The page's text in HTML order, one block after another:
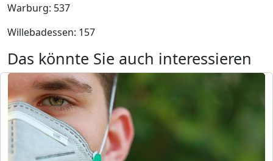
Warburg: 537
Willebadessen: 157
Das könnte Sie auch interessieren